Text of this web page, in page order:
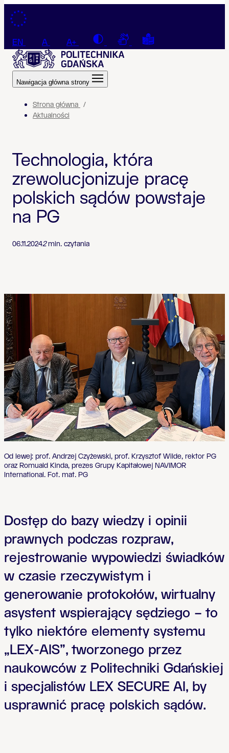
Przejdź do treści
EN A A+ Contrast Connection with a sign
Tekst łatwy do
Nawigacja główna strony
Strona główna
Aktualności
Technologia, która
zrewolucjonizuje pracę
polskich sądów powstaje
na PG
06.11.20242min. czytania
Od lewej: prof. Andrzej Czyżewski, prof. Krzysztof Wilde, rektor PG
oraz Romuald Kinda, prezes Grupy Kapitałowej NAVIMOR
International. Fot. mat. PG
Dostęp do bazy wiedzy i opinii
prawnych podczas rozpraw,
rejestrowanie wypowiedzi świadków
w czasie rzeczywistym i
generowanie protokołów, wirtualny
asystent wspierający sędziego – to
tylko niektóre elementy systemu
„LEX-AIS”, tworzonego przez
naukowców z Politechniki Gdańskiej
i specjalistów LEX SECURE AI, by
usprawnić pracę polskich sądów.